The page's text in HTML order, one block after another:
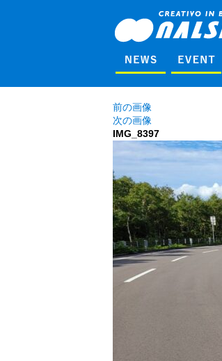
前の画像
次の画像
IMG_8397